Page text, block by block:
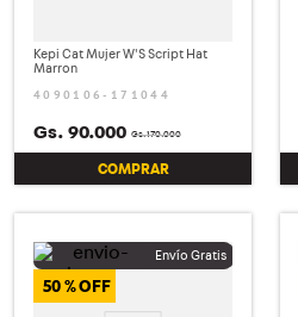
Kepi Cat Mujer W'S Script Hat
Marron
4090106-171044
Gs.170.000
Gs. 90.000
COMPRAR
50 %